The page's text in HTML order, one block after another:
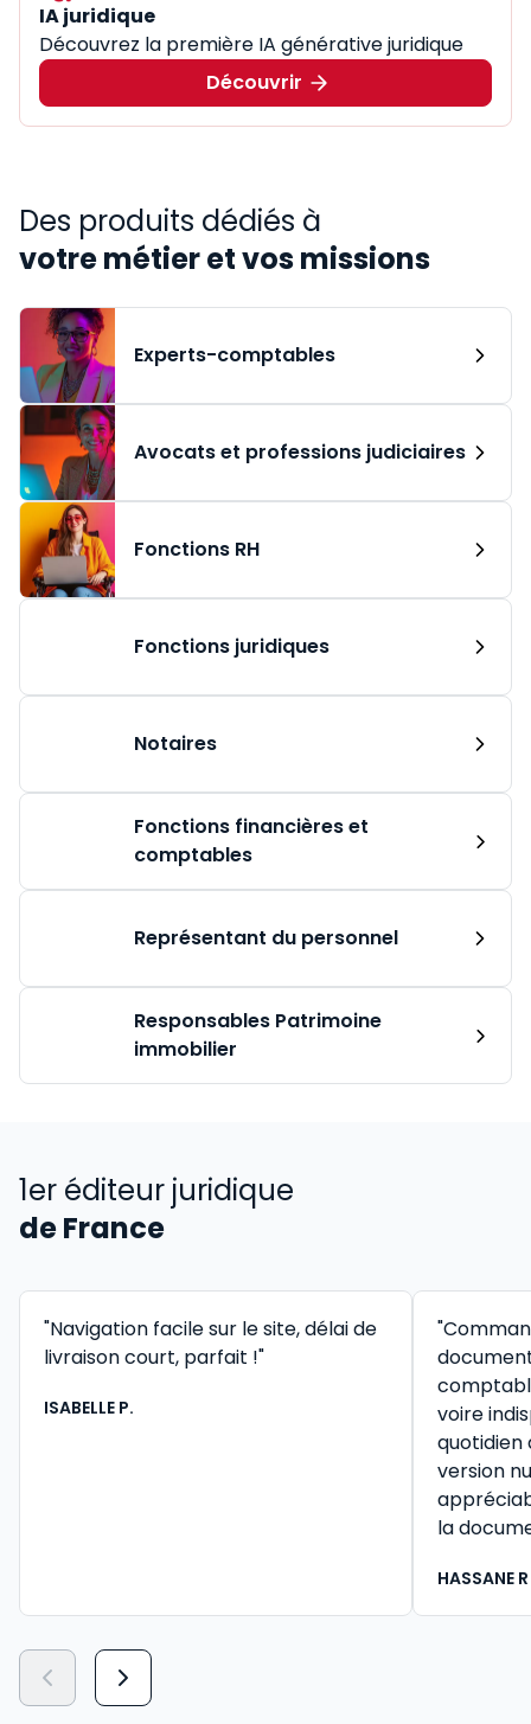
IA juridique
Découvrez la première IA générative juridique
Découvrir
Des produits dédiés à
votre métier et vos missions
Experts-comptables
Avocats et professions judiciaires
Fonctions RH
Fonctions juridiques
Notaires
Fonctions financières et
comptables
Représentant du personnel
Responsables Patrimoine
immobilier
1er éditeur juridique
de France
"Navigation facile sur le site, délai de
livraison court, parfait !"
ISABELLE P.
voire
version
la
HASSANE R